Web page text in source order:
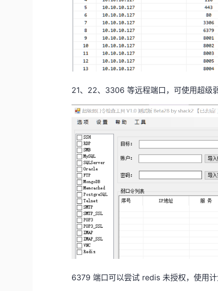
21、22、3306 等远程端口，可使用超级
6379 端口可以尝试 redis 未授权，使用